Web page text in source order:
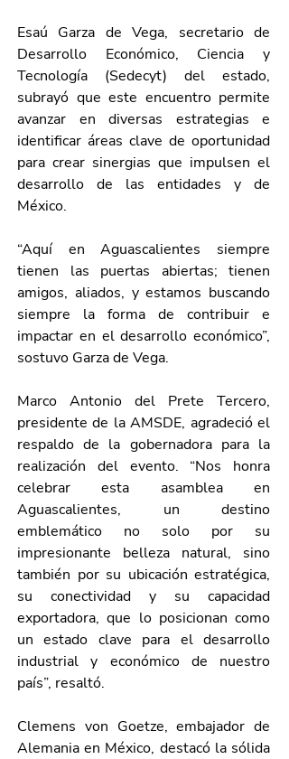
Esaú Garza de Vega, secretario de
Desarrollo Económico, Ciencia y
Tecnología (Sedecyt) del estado,
subrayó que este encuentro permite
avanzar en diversas estrategias e
identificar áreas clave de oportunidad
para crear sinergias que impulsen el
desarrollo de las entidades y de
México.
“Aquí en Aguascalientes siempre
tienen las puertas abiertas; tienen
amigos, aliados, y estamos buscando
siempre la forma de contribuir e
impactar en el desarrollo económico”,
sostuvo Garza de Vega.
Marco Antonio del Prete Tercero,
presidente de la AMSDE, agradeció el
respaldo de la gobernadora para la
realización del evento. “Nos honra
celebrar esta asamblea en
Aguascalientes, un destino
emblemático no solo por su
impresionante belleza natural, sino
también por su ubicación estratégica,
su conectividad y su capacidad
exportadora, que lo posicionan como
un estado clave para el desarrollo
industrial y económico de nuestro
país”, resaltó.
Clemens von Goetze, embajador de
Alemania en México, destacó la sólida